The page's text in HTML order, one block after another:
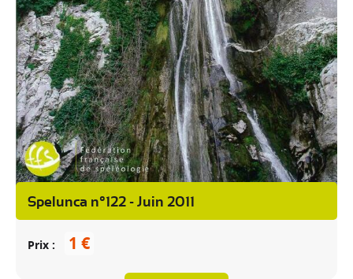
Spelunca n°122 - Juin 2011
Prix 1 €